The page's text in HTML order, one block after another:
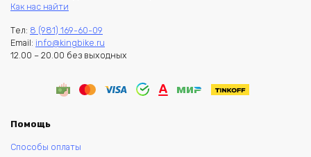
Как нас найти
Тел: 8 (981) 169-60-09
Email: info@kingbike.ru
12.00 – 20.00 без выходных
Помощь
Способы оплаты